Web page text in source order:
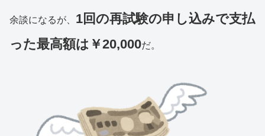
余談になるが、 1回の再試験の申し込みで支払
った最高額は￥20,000だ。